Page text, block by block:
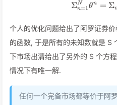
Σn=1
N θn = Σ
个人的优化问题给出了阿罗证券
的函数, 于是所有的未知数就是 S
下市场出清给出了另外的 S 个方
情况下有唯一解.
任何一个完备市场都等价于阿